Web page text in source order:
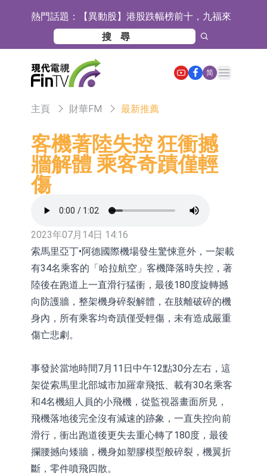
熱門話題： 【異動股】港股跌幅榜前十，九福來
(08611.HK)跌21.43%，天瑞汽車内飾
(06162.HK)跌18.44%
【異動股】港股漲幅榜前十，佳明集
團控股(01271.HK)漲+78.22%，拿森
科技(02261.HK)漲+64.11%
斯迪克：公司為國內摺疊屏核心功能
材料供應商
恒瑞醫藥：公司已在中國獲批上市26
款1類創新藥、6款2類新藥
聚辰股份：公司VPD芯片已順利通過
目標客戶的測試認證
上期所：7月份對11個實際控制關系
賬戶組採取限制開倉的監管措施
特發服務：成功中標嗶哩嗶哩上海濱
Stellantis集團的供應商
理工雷科面向邊緣AI場景推出"山
海"系列智算模組 系列產品基於國產
CPU與GPU構建
【異動股】醫療研發外包板塊拉升，
博騰股份(300363.CN)漲20.02%
日韓股市收盤雙雙下跌
依米康：海外交付以東南亞、中東市
場為主 並已取得歐美相關認證
上交所：財通多策略福鑫定期開放靈
活配置混合型發起式證券投資基金臨
上交所：景順長城全球半導體芯片產
際(00496.HK)跌22.40%，九福來
(08611.HK)跌21.01%
【異動股】港股漲幅榜前十，拿森科
技(02261.HK)漲+75.05%，辰興發展
(02286.HK)漲+64.91%
神火股份：新疆神火鋁水轉化率已
100%
【異動股】焦炭Ⅲ板塊下挫，陝西黑
貓(601015.CN)跌8.38%
浙江證監局對財通證券股份有限公司
採取出具警示函措施
山金國際：港股上市工作正常推進中
简
Open main menu
主頁 財華FM 最新推薦
客機著陸失控 狂衝撼
牆解體 乘客奇蹟僅輕
傷
2023年07月14日 14:16
索馬里亞丁•阿德國際機場發生驚悚意外，一架載
有34名乘客的「哈拉航空」客機降落時失控，著
陸後在跑道上一直滑行猛衝，最後180度旋轉撼
向防護牆，整架機身碎裂解體，在肢離破碎的機
身內，所有乘客均奇蹟僅受輕傷，未有造成嚴重
傷亡悲劇。
事發於當地時間7月11日中午12點30分左右，這
架從索馬里北部城市加羅韋飛抵、載有30名乘客
和4名機組人員的小飛機，從監視器畫面所見，
飛機落地後完全沒有減速的跡象，一直失控向前
滑行，衝出跑道後更失去重心轉了180度，最後
攔腰撼向矮牆，機身如塑膠模型般碎裂，機翼折
斷，零件噴飛四散。